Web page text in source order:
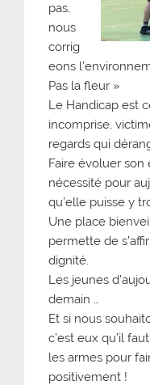
pas,
nous
corrig
eons
Pas la fleur »
Le Handicap est
incomprise,
regards qui
Faire évoluer
nécessité pour
qu’elle puisse y
Une place
permette de
dignité.
Les jeunes
demain …
Et si nous
c’est eux qu’il
les armes pour
positivement !